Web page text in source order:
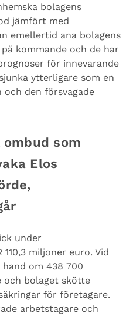
bolagens
jämfört med
emellertid ana bolagens
kommande och de har
för innevarande
ytterligare som en
den försvagade
som
Elos
under
miljoner euro. Vid
om 438 700
och bolaget skötte
för företagare.
arbetstagare och